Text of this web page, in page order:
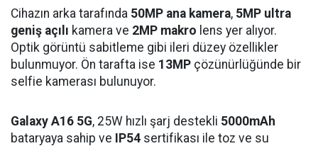
Cihazın arka tarafında 50MP ana kamera, 5MP ultra
geniş açılı kamera ve 2MP makro lens yer alıyor.
Optik görüntü sabitleme gibi ileri düzey özellikler
bulunmuyor. Ön tarafta ise 13MP çözünürlüğünde bir
selfie kamerası bulunuyor.
Galaxy A16 5G, 25W hızlı şarj destekli 5000mAh
bataryaya sahip ve
IP54 sertifikası ile toz ve su